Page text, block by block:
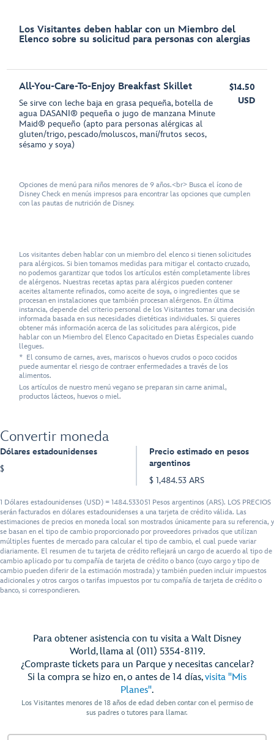
Los Visitantes deben hablar con un Miembro del
Elenco sobre su solicitud para personas con alergias
All-You-Care-To-Enjoy Breakfast Skillet
Se sirve con leche baja en grasa pequeña, botella de
agua DASANI® pequeña o jugo de manzana Minute
Maid® pequeño (apto para personas alérgicas al
gluten/trigo, pescado/moluscos, maní/frutos secos,
sésamo y soya)
$14.50
USD
Opciones de menú para niños menores de 9 años.<br> Busca el ícono de
Disney Check en menús impresos para encontrar las opciones que cumplen
con las pautas de nutrición de Disney.
Los visitantes deben hablar con un miembro del elenco si tienen solicitudes
para alérgicos. Si bien tomamos medidas para mitigar el contacto cruzado,
no podemos garantizar que todos los artículos estén completamente libres
de alérgenos. Nuestras recetas aptas para alérgicos pueden contener
aceites altamente refinados, como aceite de soya, o ingredientes que se
procesan en instalaciones que también procesan alérgenos. En última
instancia, depende del criterio personal de los Visitantes tomar una decisión
informada basada en sus necesidades dietéticas individuales. Si quieres
obtener más información acerca de las solicitudes para alérgicos, pide
hablar con un Miembro del Elenco Capacitado en Dietas Especiales cuando
llegues.
* El consumo de carnes, aves, mariscos o huevos crudos o poco cocidos
puede aumentar el riesgo de contraer enfermedades a través de los
alimentos.
Los artículos de nuestro menú vegano se preparan sin carne animal,
productos lácteos, huevos o miel.
Convertir moneda
Dólares estadounidenses
$
Precio estimado en pesos
argentinos
$ 1,484.53 ARS
1 Dólares estadounidenses (USD) = 1484.533051 Pesos argentinos (ARS). LOS PRECIOS
serán facturados en dólares estadounidenses a una tarjeta de crédito válida. Las
estimaciones de precios en moneda local son mostrados únicamente para su referencia, y
se basan en el tipo de cambio proporcionado por proveedores privados que utilizan
múltiples fuentes de mercado para calcular el tipo de cambio, el cual puede variar
diariamente. El resumen de tu tarjeta de crédito reflejará un cargo de acuerdo al tipo de
cambio aplicado por tu compañía de tarjeta de crédito o banco (cuyo cargo y tipo de
cambio pueden diferir de la estimación mostrada) y también pueden incluir impuestos
adicionales y otros cargos o tarifas impuestos por tu compañía de tarjeta de crédito o
banco, si correspondieren.
Para obtener asistencia con tu visita a Walt Disney
World, llama al (011) 5354-8119.
¿Compraste tickets para un Parque y necesitas cancelar?
Si la compra se hizo en, o antes de 14 días,visita "Mis
Planes".
Los Visitantes menores de 18 años de edad deben contar con el permiso de
sus padres o tutores para llamar.